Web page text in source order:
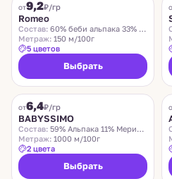
от9,2₽/гр
Romeo
Состав: 60% беби альпака 33% меринос 7% нейлон
Метраж: 150 м/100г
5 цветов
Выбрать
от6,4₽/гр
BABYSSIMO
Состав: 59% Альпака 11% Меринос 30% Полиамид
Метраж: 1000 м/100г
2 цвета
Выбрать